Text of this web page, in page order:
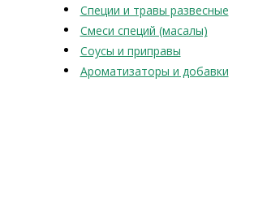
Специи и травы развесные
Смеси специй (масалы)
Соусы и приправы
Ароматизаторы и добавки